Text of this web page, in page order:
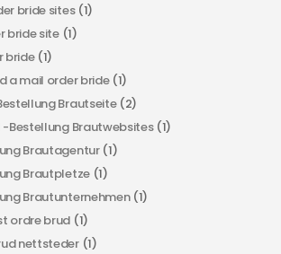
bride sites(1)
bride site(1)
bride(1)
a mail order bride(1)
Brautseite(2)
-Bestellung Brautwebsites(1)
Brautagentur(1)
Brautpletze(1)
Brautunternehmen(1)
ordre brud (1)
nettsteder(1)